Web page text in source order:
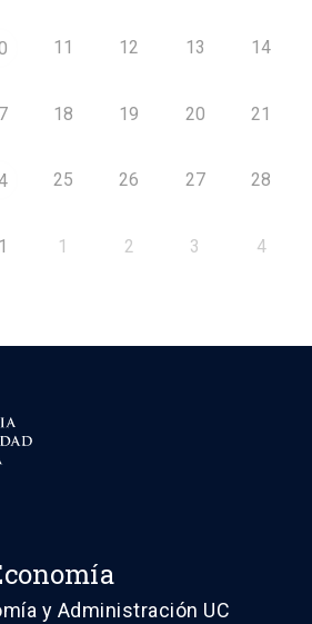
11 12 13 14
18 19 20 21
25 26 27 28
1 2 3 4
y Administración UC